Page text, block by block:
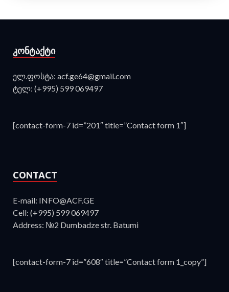
ᲙᲝᲜᲢᲐᲥᲢᲘ
ელ.ფოსტა: acf.ge64@gmail.com
ტელ: (+995) 599 069497
[contact-form-7 id=”201″ title=”Contact form 1″]
CONTACT
E-mail: INFO@ACF.GE
Cell: (+995) 599 069497
Address: №2 Dumbadze str. Batumi
[contact-form-7 id=”608″ title=”Contact form 1_copy”]